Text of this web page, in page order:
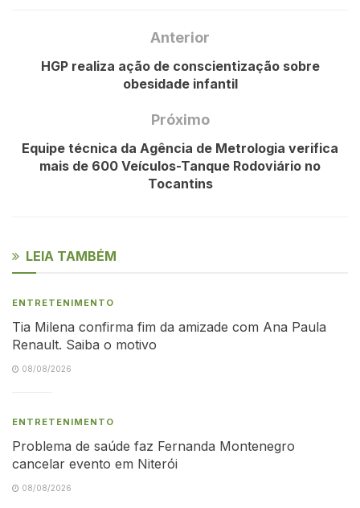
Anterior
HGP realiza ação de conscientização sobre
obesidade infantil
Próximo
Equipe técnica da Agência de Metrologia verifica
mais de 600 Veículos-Tanque Rodoviário no
Tocantins
LEIA TAMBÉM
ENTRETENIMENTO
Tia Milena confirma fim da amizade com Ana Paula
Renault. Saiba o motivo
08/08/2026
ENTRETENIMENTO
Problema de saúde faz Fernanda Montenegro
cancelar evento em Niterói
08/08/2026